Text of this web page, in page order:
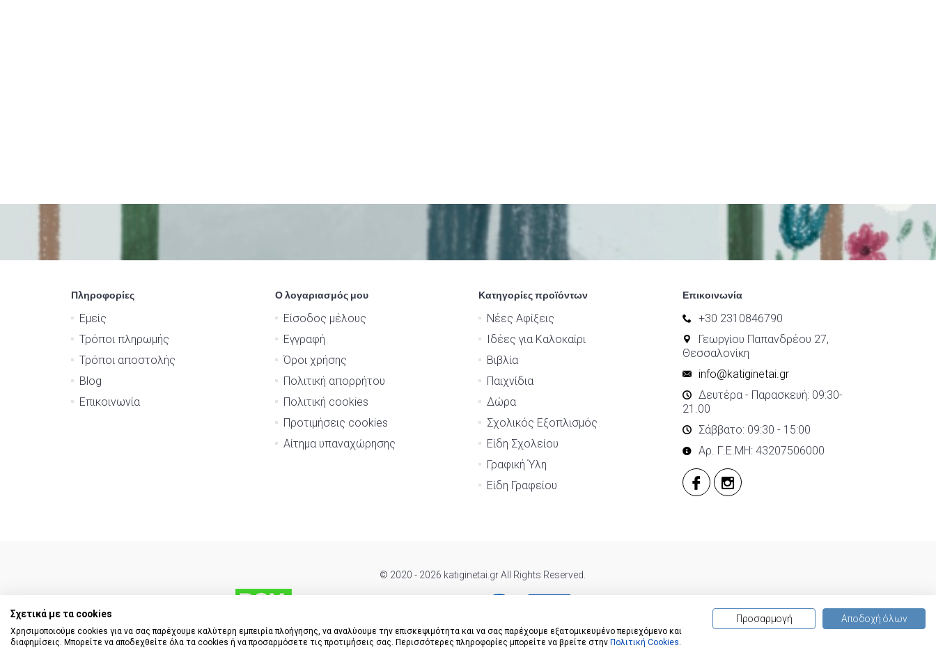
Πληροφορίες
Εμείς
Τρόποι πληρωμής
Τρόποι αποστολής
Blog
Επικοινωνία
Ο λογαριασμός μου
Είσοδος μέλους
Εγγραφή
Όροι χρήσης
Πολιτική απορρήτου
Πολιτική cookies
Προτιμήσεις cookies
Αίτημα υπαναχώρησης
Κατηγορίες προϊόντων
Νέες Αφίξεις
Ιδέες για Καλοκαίρι
Βιβλία
Παιχνίδια
Δώρα
Σχολικός Εξοπλισμός
Είδη Σχολείου
Γραφική Ύλη
Είδη Γραφείου
Επικοινωνία
+30 2310846790
Γεωργίου Παπανδρέου 27,
Θεσσαλονίκη
info@katiginetai.gr
Δευτέρα - Παρασκευή: 09:30-
21.00
Σάββατο: 09:30 - 15:00
Αρ. Γ.Ε.ΜΗ: 43207506000
© 2020 - 2026 katiginetai.gr All Rights Reserved.
Σχετικά με τα cookies
Χρησιμοποιούμε cookies για να σας παρέχουμε καλύτερη εμπειρία πλοήγησης, να αναλύουμε την επισκεψιμότητα και να σας παρέχουμε εξατομικευμένο περιεχόμενο και
διαφημίσεις. Μπορείτε να αποδεχθείτε όλα τα cookies ή να προσαρμόσετε τις προτιμήσεις σας. Περισσότερες πληροφορίες μπορείτε να βρείτε στην Πολιτική Cookies.
Προσαρμογή Αποδοχή όλων